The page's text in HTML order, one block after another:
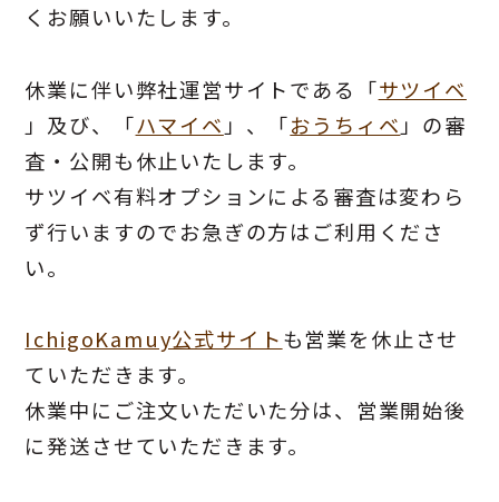
くお願いいたします。
休業に伴い弊社運営サイトである「サツイベ
」及び、「ハマイベ 」、「おうちィベ 」の審
査・公開も休止いたします。
サツイベ有料オプションによる審査は変わら
ず行いますのでお急ぎの方はご利用くださ
い。
IchigoKamuy公式サイトも営業を休止させ
ていただきます。
休業中にご注文いただいた分は、営業開始後
に発送させていただきます。